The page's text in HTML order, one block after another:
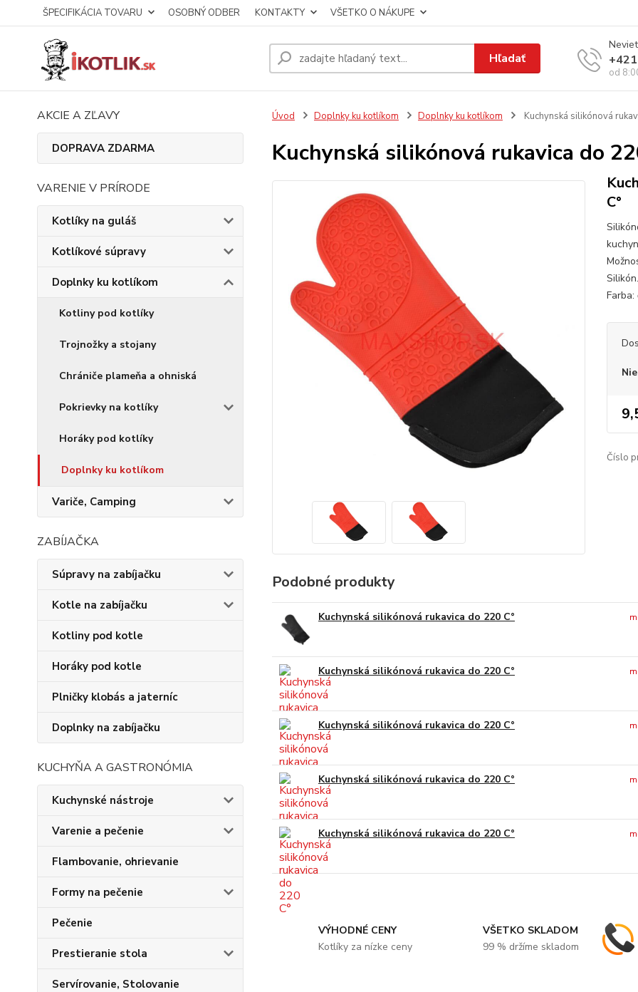
ŠPECIFIKÁCIA TOVARU OSOBNÝ ODBER KONTAKTY VŠETKO O NÁKUPE
Hľadať
od
AKCIE A ZĽAVY
DOPRAVA ZDARMA
VARENIE V PRÍRODE
Kotlíky na guláš
Kotlíkové súpravy
Doplnky ku kotlíkom
Kotliny pod kotlíky
Trojnožky a stojany
Chrániče plameňa a ohniská
Pokrievky na kotlíky
Horáky pod kotlíky
Doplnky ku kotlíkom
Variče, Camping
ZABÍJAČKA
Súpravy na zabíjačku
Kotle na zabíjačku
Kotliny pod kotle
Horáky pod kotle
Plničky klobás a jaterníc
Doplnky na zabíjačku
KUCHYŇA A GASTRONÓMIA
Kuchynské nástroje
Varenie a pečenie
Flambovanie, ohrievanie
Formy na pečenie
Pečenie
Prestieranie stola
Servírovanie, Stolovanie
Úvod Doplnky ku kotlíkom Doplnky ku kotlíkom Kuchynská silikónová
Kuchynská silikónová rukavica do
C°
Farba:
Číslo
Podobné produkty
Kuchynská silikónová rukavica do 220 C°
Kuchynská silikónová rukavica do 220 C°
Kuchynská silikónová rukavica do 220 C°
Kuchynská silikónová rukavica do 220 C°
Kuchynská silikónová rukavica do 220 C°
VÝHODNÉ CENY
Kotlíky za nízke ceny
VŠETKO SKLADOM
99 % držíme skladom